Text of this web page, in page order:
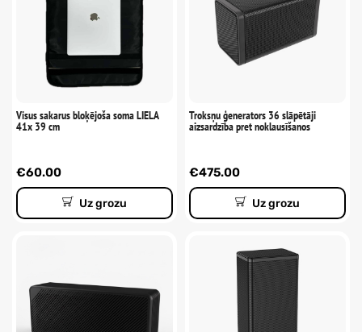
Visus sakarus bloķējoša soma LIELA
41x 39 cm
€60.00
Uz grozu
Troksņu ģenerators 36 slāpētāji
aizsardzība pret noklausīšanos
€475.00
Uz grozu